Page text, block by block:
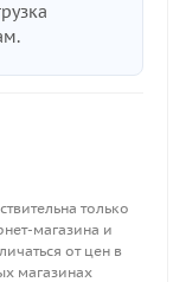
только
магазина и
от цен в
магазинах